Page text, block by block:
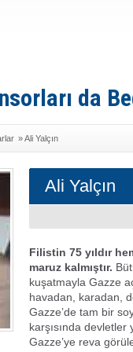
da
»Ali Yalçın
Ali Yalçın
Filistin 75 yıldır
maruz kalmıştır.
kuşatmayla Gazze
havadan, karadan,
Gazze’de tam bir
karşısında devletler
Gazze’ye reva